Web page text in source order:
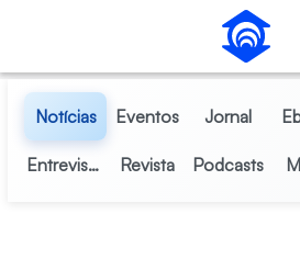
Pular para o Conteúdo principal
Notícias Eventos Jornal
Entrevistas Revista Podcasts